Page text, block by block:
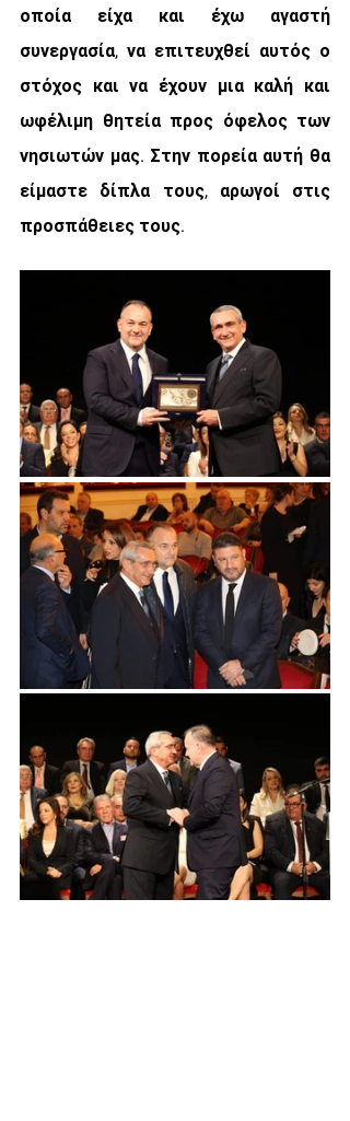
οποία είχα και έχω αγαστή
συνεργασία, να επιτευχθεί αυτός ο
στόχος και να έχουν μια καλή και
ωφέλιμη θητεία προς όφελος των
νησιωτών μας. Στην πορεία αυτή θα
είμαστε δίπλα τους, αρωγοί στις
προσπάθειες τους.